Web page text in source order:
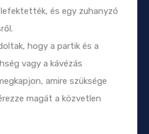
és egy zuhanyzó
hogy a partik és a
vagy a kávézás
amire szüksége
magát a közvetlen